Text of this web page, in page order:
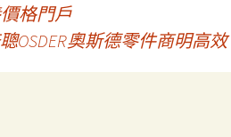
格門戶
OSDER奧斯德零件商明高效